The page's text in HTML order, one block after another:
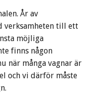
År av
verksamheten till ett
möjliga
finns någon
när många vagnar är
och vi därför måste